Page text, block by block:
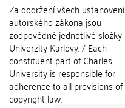
Za dodržení všech ustanovení
autorského zákona jsou
zodpovědné jednotlivé složky
Univerzity Karlovy. / Each
constituent part of Charles
University is responsible for
adherence to all provisions
copyright law.